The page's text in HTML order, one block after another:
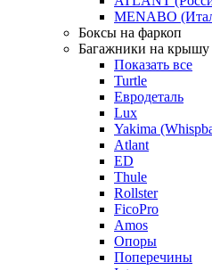
MENABO
Боксы на фаркоп
Багажники на крышу
Показать все
Turtle
Евродеталь
Lux
Yakima
Atlant
ED
Thule
Rollster
FicoPro
Amos
Опоры
Поперечины